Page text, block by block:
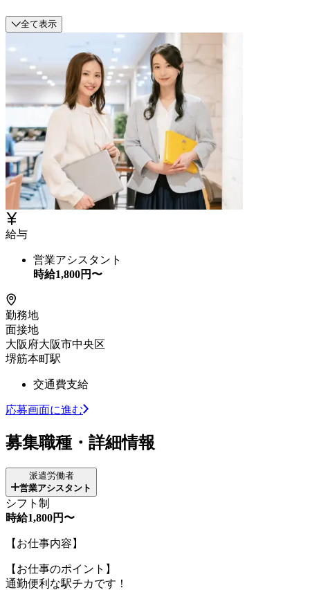
全て表示
給与
営業アシスタント
時給1,800円〜
勤務地
面接地
大阪府大阪市中央区
堺筋本町駅
交通費支給
応募画面に進む
募集職種・詳細情報
派遣労働者
営業アシスタント
シフト制
時給1,800円〜
【お仕事内容】
【お仕事のポイント】
通勤便利な駅チカです！